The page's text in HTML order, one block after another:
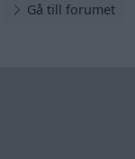
Gå till forumet